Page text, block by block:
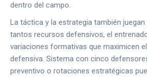
dentro del campo.
La táctica y la estrategia también juegan
tantos recursos defensivos, el
variaciones formativas que maximicen
defensiva. Sistema con cinco
preventivo o rotaciones estratégicas